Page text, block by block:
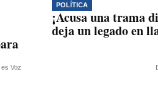
Voz
POLÍTICA
¡Acusa una trama
deja un legado en